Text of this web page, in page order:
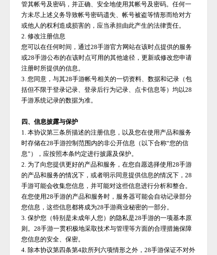
管其帐号及密码，并正确、安全地使用其帐号及密码。任何一
方未尽上述义务导致帐号密码遗失、帐号被盗等情形而给对方
或他人的权利造成损害的，应当承担由此产生的法律责任。
2. 修改注册信息
您可以在任何时间，通过28手游官方网站在该时点提供的服务
或28手游公布的在该时点可用的其他途径，更新或修改您申请
注册时所提供的信息。
3. 您同意，与其28手游帐号相关的一切资料、数据和记录（包
括但不限于登录记录、登录后行为记录、点卡信息等）均以28
手游系统记录的数据为准。
四、信息披露与保护
1. 本协议第三条所描述的注册信息，以及您在使用产品和服务
时存储在28手游控制范围内的非公开信息（以下合称“您的信
息”），应按照本条约定进行披露及保护。
2. 为了向您提供更好的产品和服务，在您自愿选择使用28手游
的产品和服务的情况下，或者明示同意提供信息的情况下，28
手游可能会收集您信息，并可能对这些信息进行分析和整合。
在您使用28手游的产品和服务时，服务器可能会自动记录部分
您信息，这些信息都将成为28手游商业秘密的一部分。
3. 保护您（特别是未成年人您）的隐私是28手游的一项基本原
则。28手游一贯积极地采取技术与管理等方面的合理措施保障
您信息的安全、保密。
4. 除本协议第四条第4款所列六项情形之外，28手游保证不对外